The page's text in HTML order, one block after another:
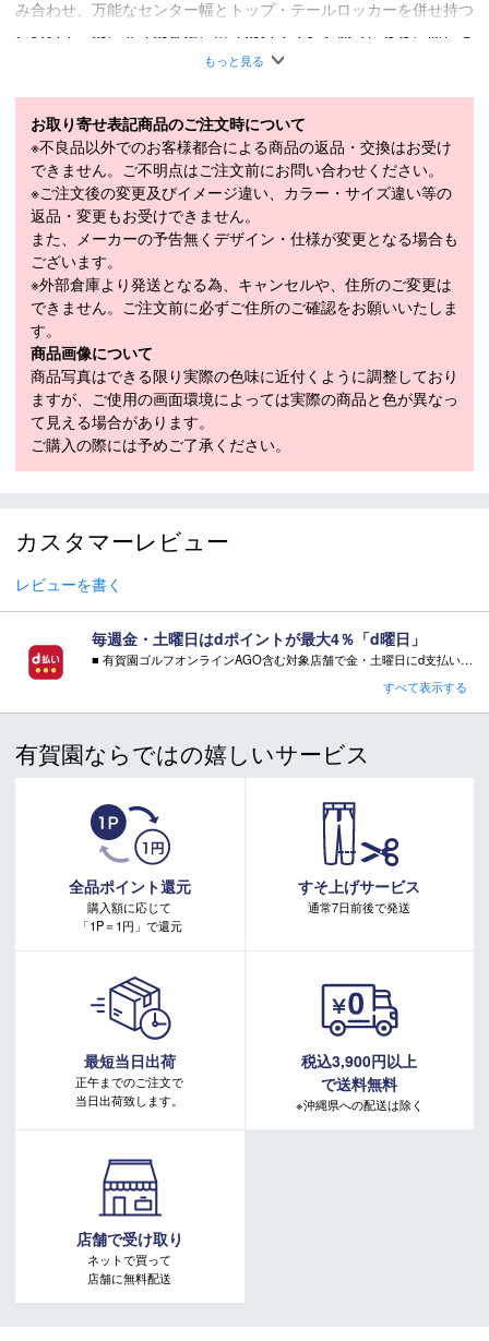
み合わせ、万能なセンター幅とトップ・テールロッカーを併せ持つ
可能性を求めて未知なる山へ冒険できる一台だ。
SPECIFICATION
モデル
FCSKW24-AG2X-ZZ
LENGTH（cm）
155cm / 163cm / 171cm
SIDECUT（mm）
127-96-117mm
RADIUS（m）
15m(163cm)
WEIGHT（1/2g）
1,330g(163cm)
モデル年
スキー 注意事項
＊取扱商品は、日本正規品です。
ざいます。
＊製造上におきる細かい傷・汚れは、不良品に該当はしませ
ん。
る場合がございます。
＊当WEBサイトにてビンディングを同時購入及びお持込みの
場合、取付工賃は無料です。
＊商品に質問などある場合は、ご購入前にショップまでお問
い合わせください。
もっと見る
お取り寄せ表記商品のご注文時について
※不良品以外でのお客様都合による商品の返品・交換はお受け
できません。ご不明点はご注文前にお問い合わせください。
※ご注文後の変更及びイメージ違い、カラー・サイズ違い等の
返品・変更もお受けできません。
また、メーカーの予告無くデザイン・仕様が変更となる場合も
ございます。
※外部倉庫より発送となる為、キャンセルや、住所のご変更は
できません。ご注文前に必ずご住所のご確認をお願いいたしま
す。
商品画像について
商品写真はできる限り実際の色味に近付くように調整しており
ますが、ご使用の画面環境によっては実際の商品と色が異なっ
て見える場合があります。
ご購入の際には予めご了承ください。
カスタマーレビュー
レビューを書く
毎週金・土曜日はdポイントが最大4％「d曜日」
■ 有賀園ゴルフオンラインAGO含む対象店舗で金・土曜日にd支払いをすると
■ キャンペーン期間：毎週 金・土曜日 AM 0:00 - PM 23:59
注意事項：
・有賀園ポイントの獲得には別途ログイン/新規登録が必要です。
・本特典は予告なく変更・中止させて頂く場合があります。
・本キャンペーンの特典を受ける場合、ドコモ専用ページでエントリーが必要です。
詳しくはこちらをご確認ください。
キャンペーンページ
すべて表示する
有賀園ならではの嬉しいサービス
全品ポイント還元
購入額に応じて
「1P＝1円」で還元
すそ上げサービス
通常7日前後で発送
最短当日出荷
正午までのご注文で
当日出荷致します。
税込3,900円以上
で送料無料
※沖縄県への配送は除く
店舗で受け取り
ネットで買って
店舗に無料配送